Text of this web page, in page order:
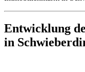
Entwicklung
in